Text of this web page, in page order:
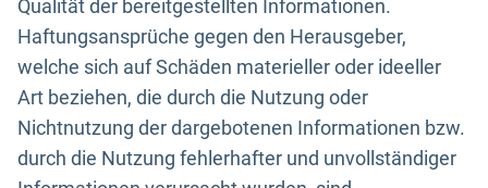
Qualität der bereitgestellten Informationen.
Haftungsansprüche gegen den Herausgeber,
welche sich auf Schäden materieller oder ideeller
Art beziehen, die durch die Nutzung oder
Nichtnutzung der dargebotenen Informationen bzw.
durch die Nutzung fehlerhafter und unvollständiger